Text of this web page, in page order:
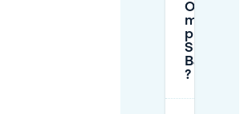
Où puis-je
me garer
près de
Sint-
Baafsplein
?